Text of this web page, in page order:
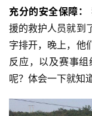
备
训
练
频
充分的安全保障：
援的救护人员就到
字排开，晚上，他
反应，以及赛事
呢？体会一下就知